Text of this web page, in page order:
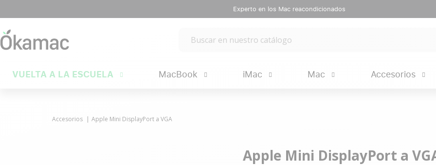
Experto en los Mac reacondicionados
VUELTA A LA ESCUELA MacBook iMac Mac Accesorios
Accesorios Apple Mini DisplayPort a VGA
Apple Mini DisplayPort a